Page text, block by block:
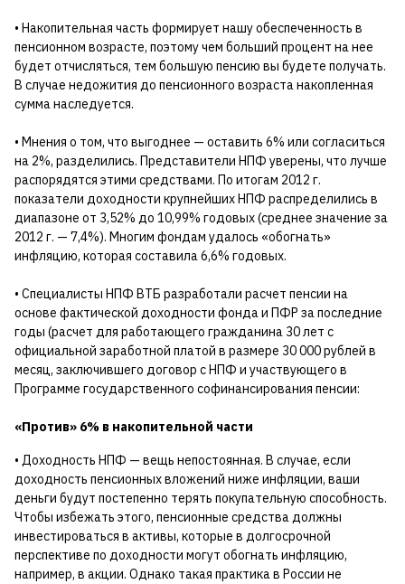
• Накопительная часть формирует нашу обеспеченность в
пенсионном возрасте, поэтому чем больший процент на нее
будет отчисляться, тем большую пенсию вы будете получать.
В случае недожития до пенсионного возраста накопленная
сумма наследуется.
• Мнения о том, что выгоднее — оставить 6% или согласиться
на 2%, разделились. Представители НПФ уверены, что лучше
распорядятся этими средствами. По итогам 2012 г.
показатели доходности крупнейших НПФ распределились в
диапазоне от 3,52% до 10,99% годовых (среднее значение за
2012 г. — 7,4%). Многим фондам удалось «обогнать»
инфляцию, которая составила 6,6% годовых.
• Специалисты НПФ ВТБ разработали расчет пенсии на
основе фактической доходности фонда и ПФР за последние
годы (расчет для работающего гражданина 30 лет с
официальной заработной платой в размере 30 000 рублей в
месяц, заключившего договор с НПФ и участвующего в
Программе государственного софинансирования пенсии:
«Против» 6% в накопительной части
• Доходность НПФ — вещь непостоянная. В случае, если
доходность пенсионных вложений ниже инфляции, ваши
деньги будут постепенно терять покупательную способность.
Чтобы избежать этого, пенсионные средства должны
инвестироваться в активы, которые в долгосрочной
перспективе по доходности могут обогнать инфляцию,
например, в акции. Однако такая практика в России не